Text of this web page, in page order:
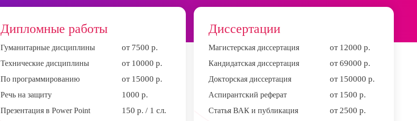
Дипломные работы
Гуманитарные дисциплины от 7500 р.
Технические дисциплины от 10000 р.
По программированию от 15000 р.
Речь на защиту 1000 р.
Презентация в Power Point 150 р. / 1 сл.
Диссертации
Магистерская диссертация от 12000 р.
Кандидатская диссертация от 69000 р.
Докторская диссертация от 150000 р.
Аспирантский реферат от 1500 р.
Статья ВАК и публикация от 2500 р.